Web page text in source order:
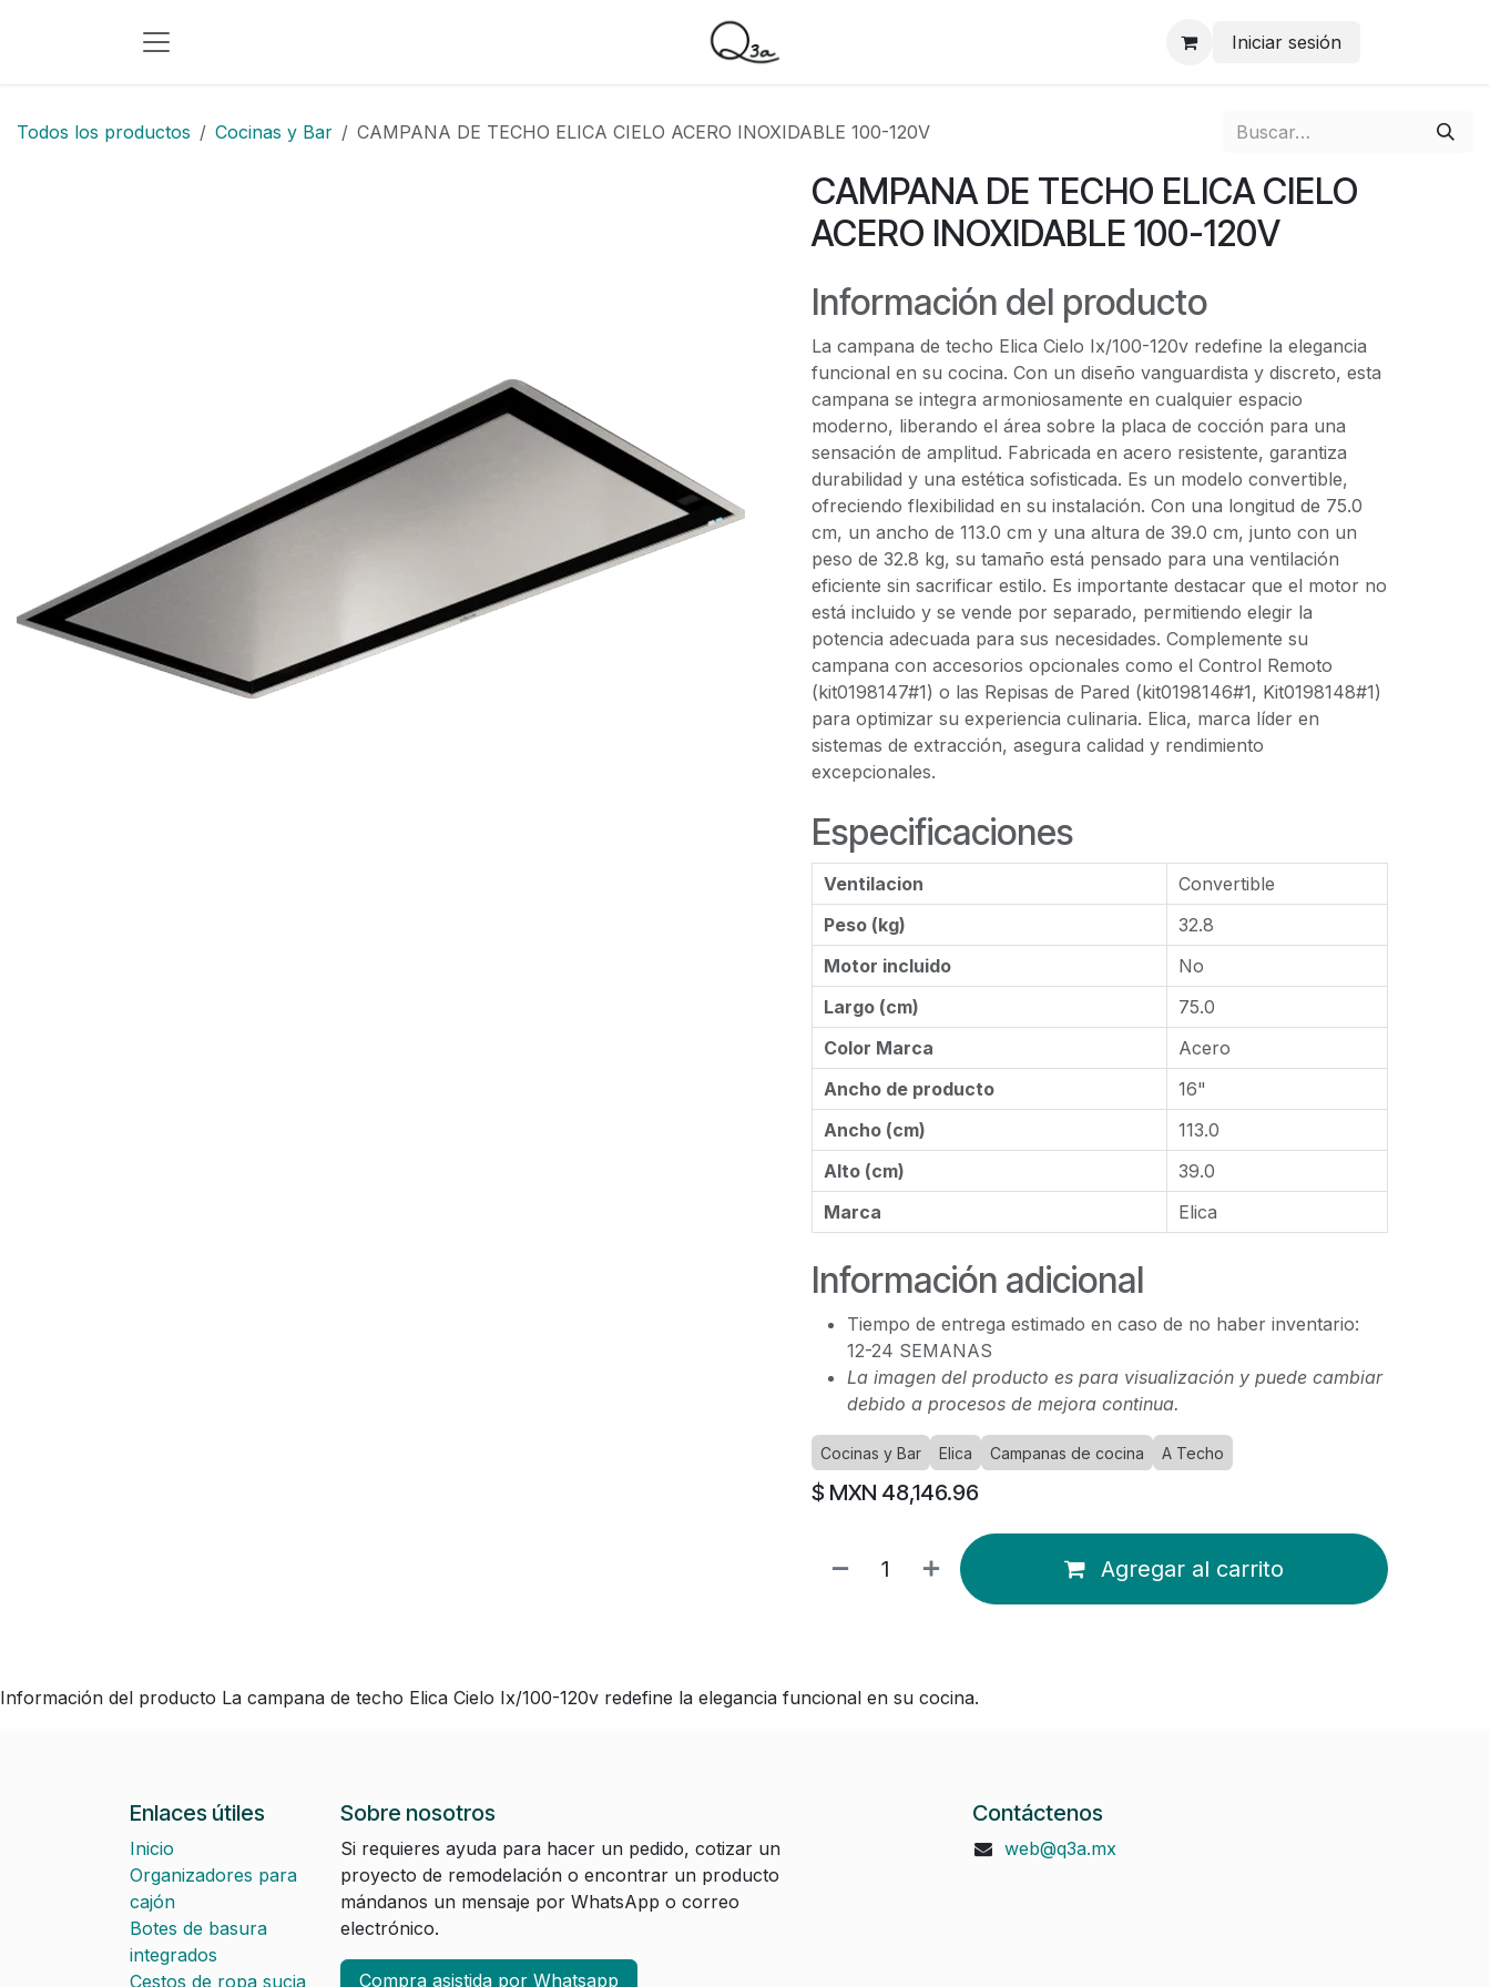
Iniciar sesión
Todos los productos Cocinas y Bar CAMPANA DE TECHO ELICA CIELO ACERO INOXIDABLE 100-120V
CAMPANA DE TECHO ELICA CIELO
ACERO INOXIDABLE 100-120V
Información del producto
La campana de techo Elica Cielo Ix/100-120v redefine la elegancia
funcional en su cocina. Con un diseño vanguardista y discreto, esta
campana se integra armoniosamente en cualquier espacio
moderno, liberando el área sobre la placa de cocción para una
sensación de amplitud. Fabricada en acero resistente, garantiza
durabilidad y una estética sofisticada. Es un modelo convertible,
ofreciendo flexibilidad en su instalación. Con una longitud de 75.0
cm, un ancho de 113.0 cm y una altura de 39.0 cm, junto con un
peso de 32.8 kg, su tamaño está pensado para una ventilación
eficiente sin sacrificar estilo. Es importante destacar que el motor no
está incluido y se vende por separado, permitiendo elegir la
potencia adecuada para sus necesidades. Complemente su
campana con accesorios opcionales como el Control Remoto
(kit0198147#1) o las Repisas de Pared (kit0198146#1, Kit0198148#1)
para optimizar su experiencia culinaria. Elica, marca líder en
sistemas de extracción, asegura calidad y rendimiento
excepcionales.
Especificaciones
Ventilacion
Convertible
Peso (kg)
32.8
Motor incluido
No
Largo (cm)
75.0
Color Marca
Acero
Ancho de producto
16"
Ancho (cm)
113.0
Alto (cm)
39.0
Marca
Elica
Información adicional
Tiempo de entrega estimado en caso de no haber inventario:
12-24 SEMANAS
La imagen del producto es para visualización y puede cambiar
debido a procesos de mejora continua.
Cocinas y Bar Elica Campanas de cocina A Techo
$ MXN 48,146.96
Agregar al carrito
Información del producto La campana de techo Elica Cielo Ix/100-120v redefine la elegancia funcional en su cocina.
Enlaces útiles
Inicio
Organizadores para
cajón
Botes de basura
integrados
Cestos de ropa sucia
Sobre nosotros
Si requieres ayuda para hacer un pedido, cotizar un
proyecto de remodelación o encontrar un producto
mándanos un mensaje por WhatsApp o correo
electrónico.
Compra asistida por Whatsapp
Contáctenos
web@q3a.mx